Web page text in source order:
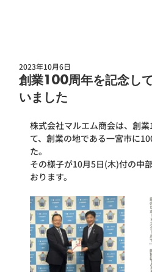
創業100周年を記念し
いました
2023年10月6日
株式会社マルエム商会は、創
て、創業の地である一宮市に
た。
その様子が10月5日(木)付の中
おります。